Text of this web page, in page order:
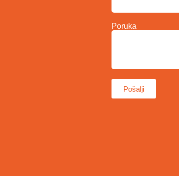
Poruka
Pošalji